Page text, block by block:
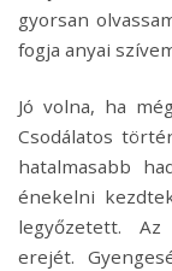
gyorsan
fogja anyai
Jó volna, ha
Csodálatos
hatalmasabb
énekelni
legyőzetett.
erejét.